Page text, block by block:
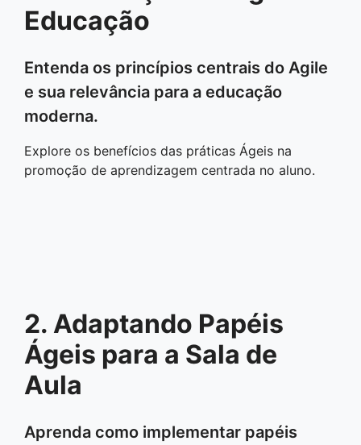
Educação
Entenda os princípios centrais do Agile
e sua relevância para a educação
moderna.
Explore os benefícios das práticas Ágeis na
promoção de aprendizagem centrada no aluno.
2. Adaptando Papéis
Ágeis para a Sala de
Aula
Aprenda como implementar papéis